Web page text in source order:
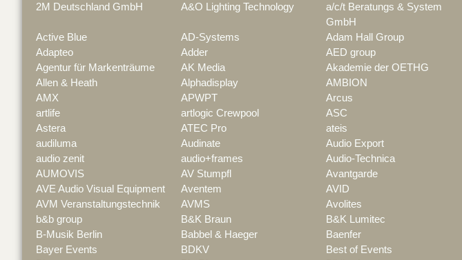
2M Deutschland GmbH A&O Lighting Technology
a/c/t Beratungs & System
GmbH
Active Blue
AD-Systems Adam Hall Group
Adapteo
Adder AED group
Agentur für Markenträume
AK Media Akademie der OETHG
Allen & Heath
Alphadisplay AMBION
AMX
APWPT Arcus
artlife
artlogic Crewpool ASC
Astera
ATEC Pro ateis
audiluma
Audinate Audio Export
audio zenit
audio+frames Audio-Technica
AUMOVIS
AV Stumpfl Avantgarde
AVE Audio Visual Equipment
Aventem AVID
AVM Veranstaltungstechnik
AVMS Avolites
b&b group
B&K Braun B&K Lumitec
B-Musik Berlin
Babbel & Haeger Baenfer
Bayer Events
BDKV Best of Events